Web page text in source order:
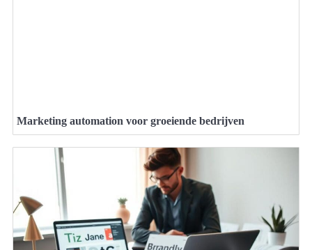
Marketing automation voor groeiende bedrijven